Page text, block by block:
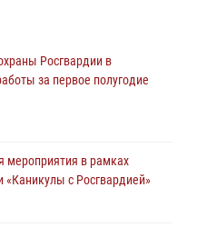
помощь
пресечена
реабилитационный центр
области подвели итоги
Росгвардии в
за первое полугодие
мероприятия в рамках
«Каникулы с Росгвардией»